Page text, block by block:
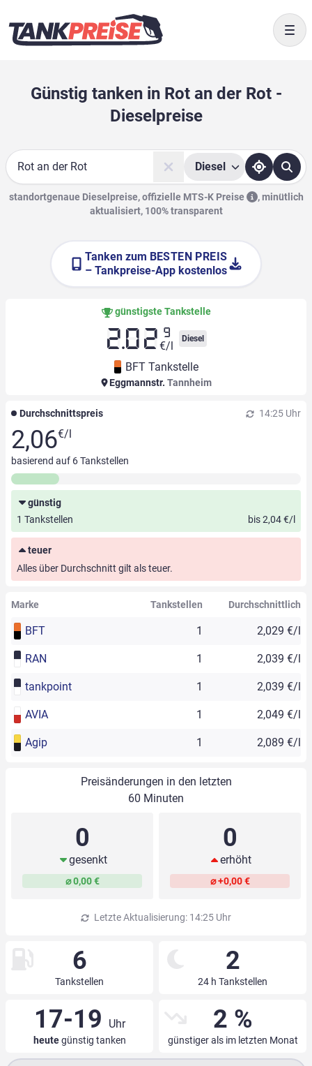
Günstig tanken in Rot an der Rot -
Dieselpreise
Suche
Diesel
standortgenaue Dieselpreise, offizielle MTS-K Preise ,minütlich
aktualisiert, 100% transparent
Tanken zum BESTEN PREIS
– Tankpreise-App kostenlos
günstigste Tankstelle
2.02 9
€/l
Diesel
BFT Tankstelle
Eggmannstr. Tannheim
Durchschnittspreis 14:25 Uhr
2,06€/l
basierend auf 6Tankstellen
günstig
1 Tankstellen
bis 2,04 €/l
teuer
Alles über Durchschnitt gilt als teuer.
Marke Tankstellen Durchschnittlich
BFT 1 2,029 €/l
RAN 1 2,039 €/l
tankpoint 1 2,039 €/l
AVIA 1 2,049 €/l
Agip 1 2,089 €/l
Preisänderungen in den letzten
60 Minuten
0
gesenkt
⌀ 0,00 €
0
erhöht
⌀ +0,00 €
Letzte Aktualisierung: 14:25 Uhr
6
Tankstellen
2
24 h Tankstellen
17-19 Uhr
heutegünstig tanken
2 %
günstiger als im letzten Monat